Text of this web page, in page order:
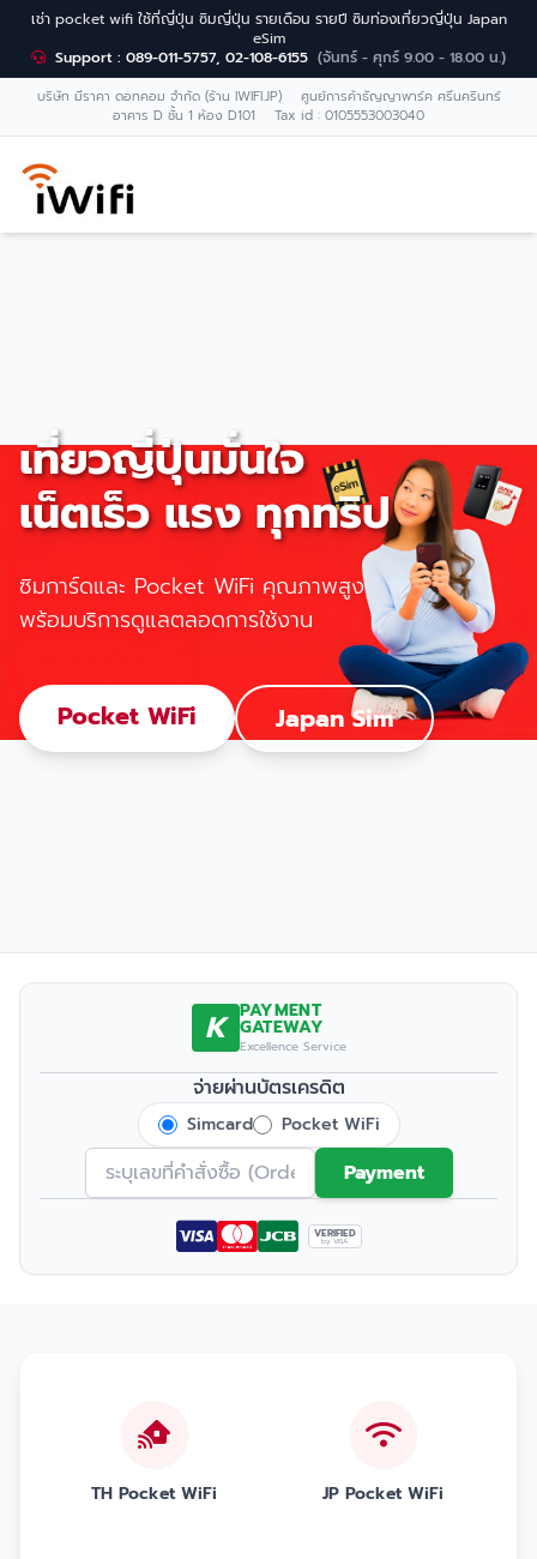
เช่า pocket wifi ใช้ที่ญี่ปุ่น ซิมญี่ปุ่น รายเดือน รายปี ซิมท่องเที่ยวญี่ปุ่น Japan
eSim
Support : 089-011-5757, 02-108-6155 (จันทร์ - ศุกร์ 9.00 - 18.00 น.)
บริษัท มีราคา ดอทคอม จำกัด (ร้าน IWIFI.JP) ศูนย์การค้าธัญญาพาร์ค ศรีนครินทร์
อาคาร D ชั้น 1 ห้อง D101 Tax id : 0105553003040
เที่ยวญี่ปุ่นมั่นใจ
เน็ตเร็ว แรง ทุกทริป
ซิมการ์ดและ Pocket WiFi คุณภาพสูง
พร้อมบริการดูแลตลอดการใช้งาน
Pocket WiFi Japan Sim
K PAYMENT
GATEWAY
Excellence Service
จ่ายผ่านบัตรเครดิต
Simcard Pocket WiFi
Payment
VERIFIED
by VISA
TH Pocket WiFi JP Pocket WiFi